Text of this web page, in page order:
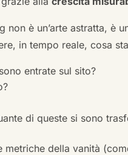
non è un’arte astratta, è
in tempo reale, cosa
entrate sul sito?
di queste si sono
metriche della vanità